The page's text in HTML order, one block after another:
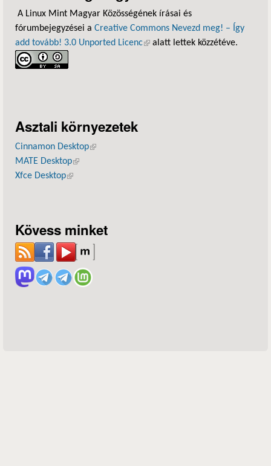
A Linux Mint Magyar Közösségének írásai és
fórumbejegyzései a Creative Commons Nevezd meg! – Így
add tovább! 3.0 Unported Licenc(külső hivatkozás)
alatt lettek közzétéve.
Asztali környezetek
Cinnamon Desktop(külső hivatkozás)
MATE Desktop(külső hivatkozás)
Xfce Desktop(külső hivatkozás)
Kövess minket